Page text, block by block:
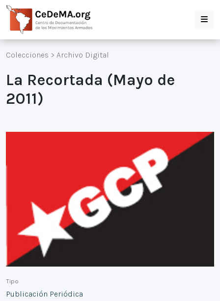
Colecciones > Archivo Digital
La Recortada (Mayo de
2011)
Tipo
Publicación Periódica